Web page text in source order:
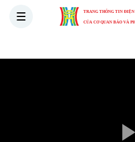
TRANG THÔNG TIN
CỦA CƠ QUAN BÁO VÀ